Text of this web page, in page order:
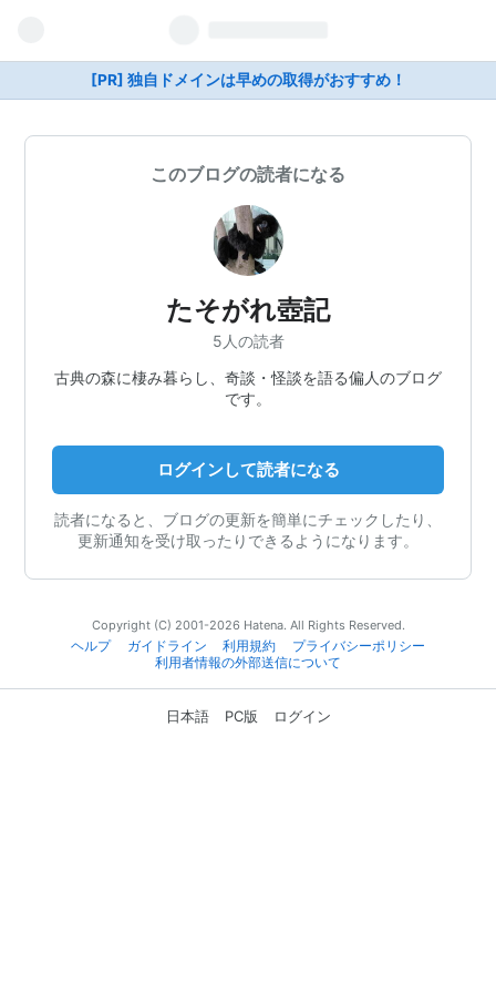
[PR] 独自ドメインは早めの取得がおすすめ！
このブログの読者になる
たそがれ壺記
5人の読者
古典の森に棲み暮らし、奇談・怪談を語る偏人のブログ
です。
ログインして読者になる
読者になると、ブログの更新を簡単にチェックしたり、
更新通知を受け取ったりできるようになります。
Copyright (C) 2001-2026 Hatena. All Rights Reserved.
ヘルプ
ガイドライン 利用規約
プライバシーポリシー
利用者情報の外部送信について
日本語 PC版 ログイン